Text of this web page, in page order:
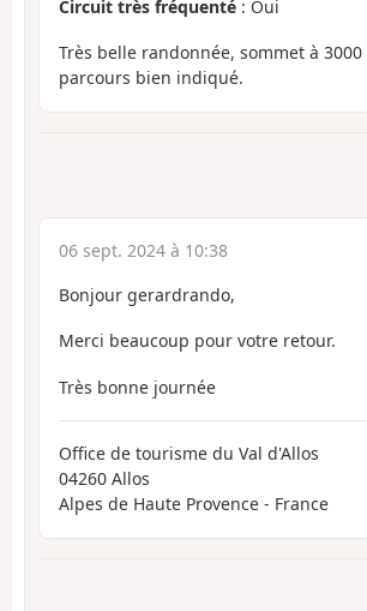
Circuit très fréquenté : Oui
Très belle randonnée, sommet à 3000
parcours bien indiqué.
06 sept. 2024 à 10:38
Bonjour gerardrando,
Merci beaucoup pour votre retour.
Très bonne journée
Office de tourisme du Val d'Allos
04260 Allos
Alpes de Haute Provence - France